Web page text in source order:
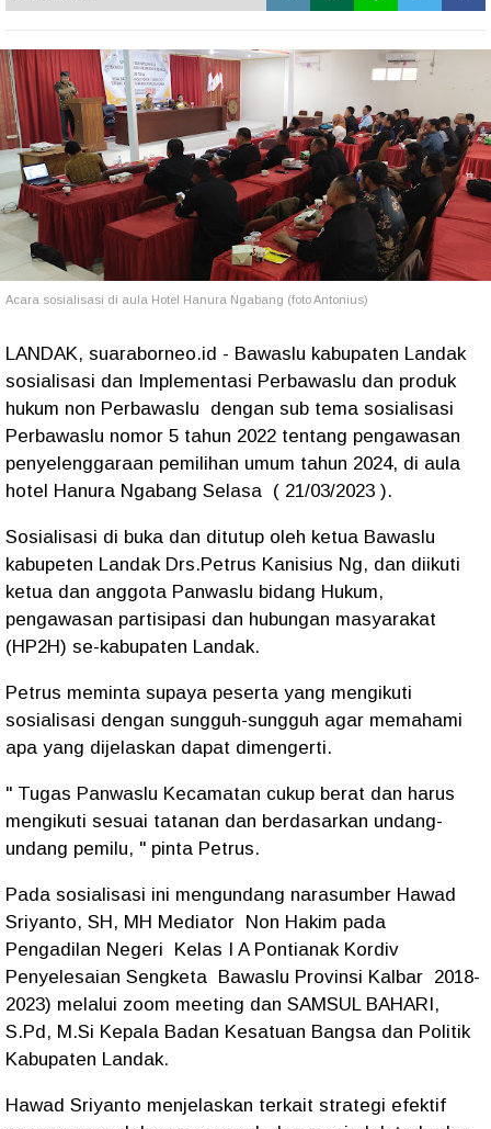
Acara sosialisasi di aula Hotel Hanura Ngabang (foto Antonius)
LANDAK, suaraborneo.id - Bawaslu kabupaten Landak
sosialisasi dan Implementasi Perbawaslu dan produk
hukum non Perbawaslu dengan sub tema sosialisasi
Perbawaslu nomor 5 tahun 2022 tentang pengawasan
penyelenggaraan pemilihan umum tahun 2024, di aula
hotel Hanura Ngabang Selasa ( 21/03/2023 ).
Sosialisasi di buka dan ditutup oleh ketua Bawaslu
kabupeten Landak Drs.Petrus Kanisius Ng, dan diikuti
ketua dan anggota Panwaslu bidang Hukum,
pengawasan partisipasi dan hubungan masyarakat
(HP2H) se-kabupaten Landak.
Petrus meminta supaya peserta yang mengikuti
sosialisasi dengan sungguh-sungguh agar memahami
apa yang dijelaskan dapat dimengerti.
" Tugas Panwaslu Kecamatan cukup berat dan harus
mengikuti sesuai tatanan dan berdasarkan undang-
undang pemilu, " pinta Petrus.
Pada sosialisasi ini mengundang narasumber Hawad
Sriyanto, SH, MH Mediator Non Hakim pada
Pengadilan Negeri Kelas I A Pontianak Kordiv
Penyelesaian Sengketa Bawaslu Provinsi Kalbar 2018-
2023) melalui zoom meeting dan SAMSUL BAHARI,
S.Pd, M.Si Kepala Badan Kesatuan Bangsa dan Politik
Kabupaten Landak.
Hawad Sriyanto menjelaskan terkait strategi efektif